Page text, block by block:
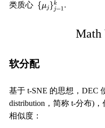
类质心
.
Math
软分配
基于 t-SNE 的思想，DEC
distribution，简称 t-分布)
相似度：